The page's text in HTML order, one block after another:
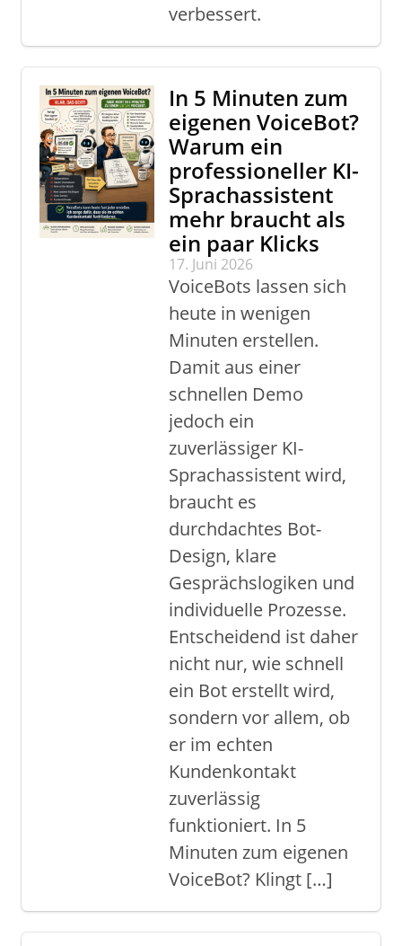
verbessert.
In 5 Minuten zum
eigenen VoiceBot?
Warum ein
professioneller KI-
Sprachassistent
mehr braucht als
ein paar Klicks
17. Juni 2026
VoiceBots lassen sich
heute in wenigen
Minuten erstellen.
Damit aus einer
schnellen Demo
jedoch ein
zuverlässiger KI-
Sprachassistent wird,
braucht es
durchdachtes Bot-
Design, klare
Gesprächslogiken und
individuelle Prozesse.
Entscheidend ist daher
nicht nur, wie schnell
ein Bot erstellt wird,
sondern vor allem, ob
er im echten
Kundenkontakt
zuverlässig
funktioniert. In 5
Minuten zum eigenen
VoiceBot? Klingt […]